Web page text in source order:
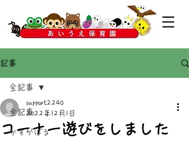
記事
全記事
かすがばる
全記事
コーナー遊びをしました
support2240
2022年12月1日